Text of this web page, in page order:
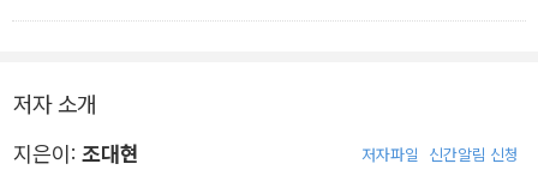
여주고 있다. 아직 우리나라의 여행자들은 바쁜 여행을 하는 아쉬운
경향이 있지만 아이슬란드는 자연에서 쉬어가는 지혜를 알려준다. 그
―――― About 아이슬란드 항공 이용 중에서
약 64km 정도를 가면, 빙하강 요쿨사 아우 푤룸을 지나 헤르두브레
저자 소개
지은이: 조대현 저자파일 신간알림 신청